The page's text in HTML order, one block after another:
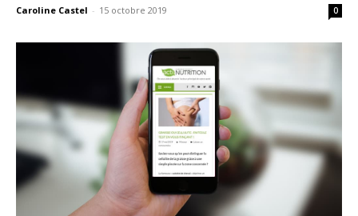
Caroline Castel - 15 octobre 2019 0